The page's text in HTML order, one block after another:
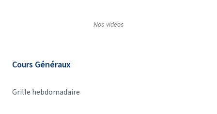
Nos vidéos
Cours Généraux
Grille hebdomadaire